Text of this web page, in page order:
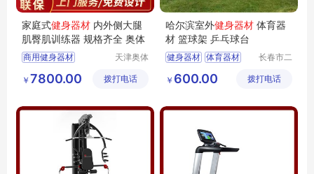
家庭式健身器材 内外侧大腿
肌臀肌训练器 规格齐全 奥体
商用健身器材
家庭式健身器材
家用健身器材
天津奥体
用品有限
￥ 7800.00 拨打电话
哈尔滨室外健身器材 体育器
材 篮球架 乒乓球台
健身器材 体育器材
长春市二
五金产品
￥ 600.00 拨打电话